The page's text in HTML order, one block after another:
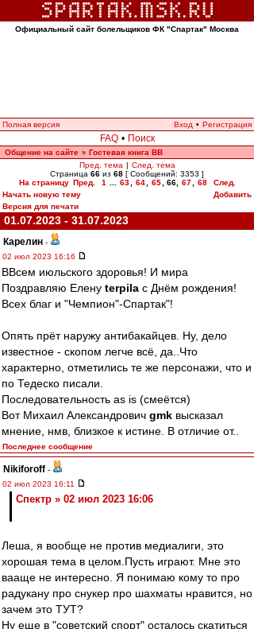
Официальный сайт болельщиков ФК "Спартак" Москва
Полная версия Вход • Регистрация
FAQ • Поиск
Общение на сайте » Гостевая книга ВВ
Пред. тема | След. тема
Страница 66 из 68 [ Сообщений: 3353 ]
На страницу Пред. 1 63 64 65 66, 67 68
След.
Начать новую тему
Добавить
Версия для печати
01.07.2023 - 31.07.2023
Карелин -
02 июл 2023 16:16
ВВсем июльского здоровья! И мира
Поздравляю Елену terpila с Днём рождения!
Всех благ и "Чемпион"-Спартак"!
Опять прёт наружу антибакайцев. Ну, дело
известное - скопом легче всё, да..Что
характерно, отметились те же персонажи, что и
по Тедеско писали.
Последовательность as is (смеётся)
Вот Михаил Александрович gmk высказал
мнение, нмв, близкое к истине. В отличие от..
Последнее сообщение
Nikiforoff -
02 июл 2023 16:11
Спектр » 02 июл 2023 16:06
Леша, я вообще не против медиалиги, это
хорошая тема в целом.Пусть играют. Мне это
вааще не интересно. Я понимаю кому то про
радукану про снукер про шахматы нравится, но
зачем это ТУТ?
Ну еще в "советский спорт" осталось скатиться